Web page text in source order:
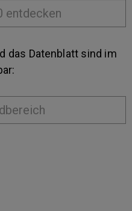
entdecken
das Datenblatt sind im